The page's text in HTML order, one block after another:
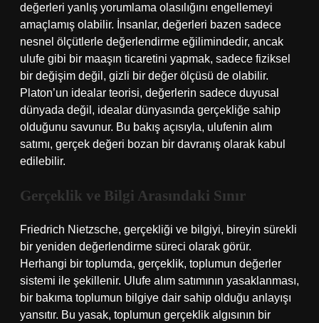
değerleri yanlış yorumlama olasılığını engellemeyi
amaçlamış olabilir. İnsanlar, değerleri bazen sadece
nesnel ölçütlerle değerlendirme eğilimindedir, ancak
ulufe gibi bir maaşın ticaretini yapmak, sadece fiziksel
bir değişim değil, gizli bir değer ölçüsü de olabilir.
Platon’un idealar teorisi, değerlerin sadece duyusal
dünyada değil, idealar dünyasında gerçekliğe sahip
olduğunu savunur. Bu bakış açısıyla, ulufenin alım
satımı, gerçek değeri bozan bir davranış olarak kabul
edilebilir.
Gerçeklik ve Bilgi Arasındaki Sınır
Friedrich Nietzsche, gerçekliği ve bilgiyi, bireyin sürekli
bir yeniden değerlendirme süreci olarak görür.
Herhangi bir toplumda, gerçeklik, toplumun değerler
sistemi ile şekillenir. Ulufe alım satımının yasaklanması,
bir bakıma toplumun bilgiye dair sahip olduğu anlayışı
yansıtır. Bu yasak, toplumun gerçeklik algısının bir